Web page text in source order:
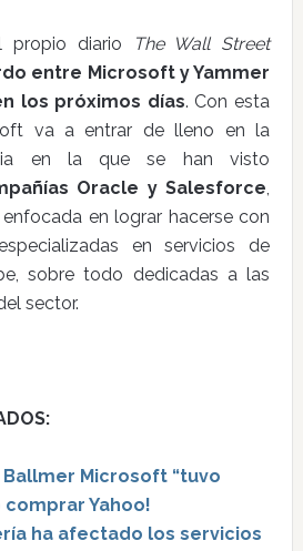
propio diario
The Wall Street
entre Microsoft y Yammer
los próximos días. Con esta
va a entrar de lleno en la
en la que se han visto
Oracle y Salesforce,
en lograr hacerse con
en servicios de
sobre todo dedicadas a las
sector.
Ballmer Microsoft “tuvo
Yahoo!
ha afectado los servicios